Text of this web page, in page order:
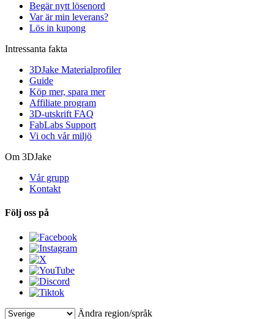
Begär nytt lösenord
Var är min leverans?
Lös in kupong
Intressanta fakta
3DJake Materialprofiler
Guide
Köp mer, spara mer
Affiliate program
3D-utskrift FAQ
FabLabs Support
Vi och vår miljö
Om 3DJake
Vår grupp
Kontakt
Följ oss på
Ändra region/språk